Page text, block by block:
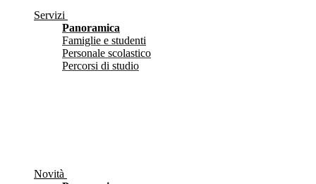
Servizi
Panoramica
Famiglie e studenti
Personale scolastico
Percorsi di studio
Novità